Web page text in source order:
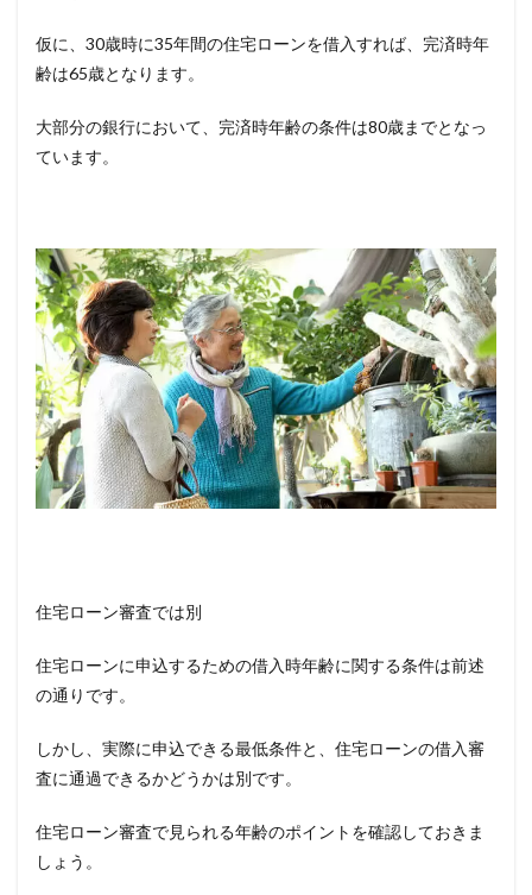
仮に、 30歳時に35年間の住宅ローンを借入すれば、完済時年
齢は65歳となります。
大部分の銀行において、完済時年齢の条件は80歳までとなっ
ています。
住宅ローン審査では別
住宅ローンに申込するための借入時年齢に関する条件は前述
の通りです。
しかし、実際に申込できる最低条件と、住宅ローンの借入審
査に通過できるかどうかは別です。
住宅ローン審査で見られる年齢のポイントを確認しておきま
しょう。